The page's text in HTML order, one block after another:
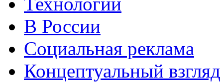
В России
Социальная реклама
Концептуальный взгляд